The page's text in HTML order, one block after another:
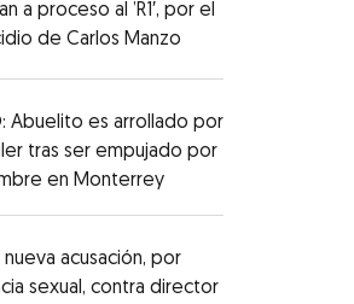
a proceso al ’R1′, por el
de Carlos Manzo
Abuelito es arrollado por
tras ser empujado por
en MonterreyOpens in new
nueva acusación, por
sexual, contra director